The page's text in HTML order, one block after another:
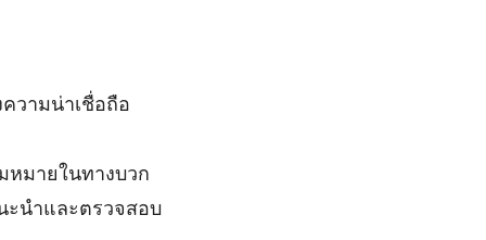
วามน่าเชื่อถือ
หมายในทางบวก
นำและตรวจสอบ